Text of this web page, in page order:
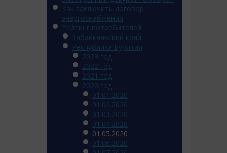
Как заключить договор
энергоснабжения
Рейтинг потребителей
Забайкальский край
Республика Бурятия
2023 год
2022 год
2021 год
2020 год
01.01.2020
01.02.2020
01.03.2020
01.04.2020
01.05.2020
01.06.2020